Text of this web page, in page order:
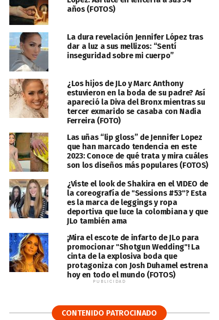
años (FOTOS)
La dura revelación Jennifer López tras
dar a luz a sus mellizos: “Sentí
inseguridad sobre mi cuerpo”
¿Los hijos de JLo y Marc Anthony
estuvieron en la boda de su padre? Así
apareció la Diva del Bronx mientras su
tercer exmarido se casaba con Nadia
Ferreira (FOTO)
Las uñas “lip gloss” de Jennifer Lopez
que han marcado tendencia en este
2023: Conoce de qué trata y mira cuáles
son los diseños más populares (FOTOS)
¿Viste el look de Shakira en el VIDEO de
la coreografía de "Sessions #53"? Esta
es la marca de leggings y ropa
deportiva que luce la colombiana y que
JLo también ama
¡Mira el escote de infarto de JLo para
promocionar "Shotgun Wedding"! La
cinta de la explosiva boda que
protagoniza con Josh Duhamel estrena
hoy en todo el mundo (FOTOS)
PUBLICIDAD
CONTENIDO PATROCINADO